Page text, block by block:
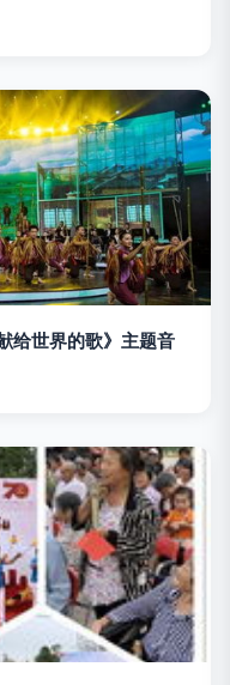
给世界的歌》主题音